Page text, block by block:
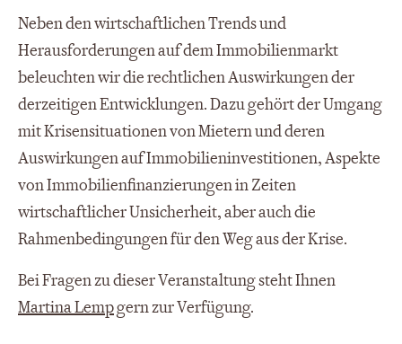
Neben den wirtschaftlichen Trends und
Herausforderungen auf dem Immobilienmarkt
beleuchten wir die rechtlichen Auswirkungen der
derzeitigen Entwicklungen. Dazu gehört der Umgang
mit Krisensituationen von Mietern und deren
Auswirkungen auf Immobilieninvestitionen, Aspekte
von Immobilienfinanzierungen in Zeiten
wirtschaftlicher Unsicherheit, aber auch die
Rahmenbedingungen für den Weg aus der Krise.
Bei Fragen zu dieser Veranstaltung steht Ihnen
Martina Lempgernzur Verfügung.